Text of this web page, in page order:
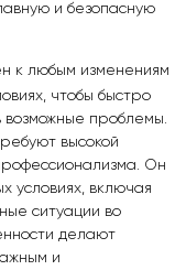
и безопасную
к любым изменениям
чтобы быстро
проблемы.
высокой
Он
условиях, включая
ситуации во
делают
и